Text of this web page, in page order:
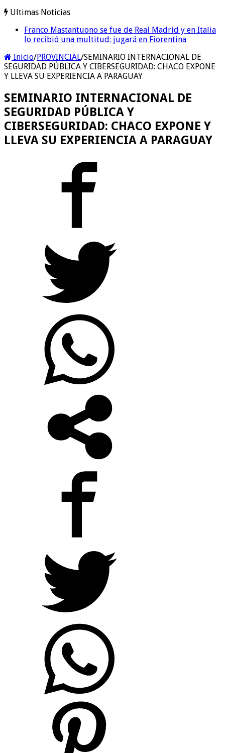
Ultimas Noticias
Franco Mastantuono se fue de Real Madrid y en Italia
lo recibió una multitud: jugará en Fiorentina
Dolor en Chubut: murió el intendente de Gaiman en
medio de una operación
Inicio/PROVINCIAL/SEMINARIO INTERNACIONAL DE
SEGURIDAD PÚBLICA Y CIBERSEGURIDAD: CHACO EXPONE
Y LLEVA SU EXPERIENCIA A PARAGUAY
SEMINARIO INTERNACIONAL DE
SEGURIDAD PÚBLICA Y
CIBERSEGURIDAD: CHACO EXPONE Y
LLEVA SU EXPERIENCIA A PARAGUAY